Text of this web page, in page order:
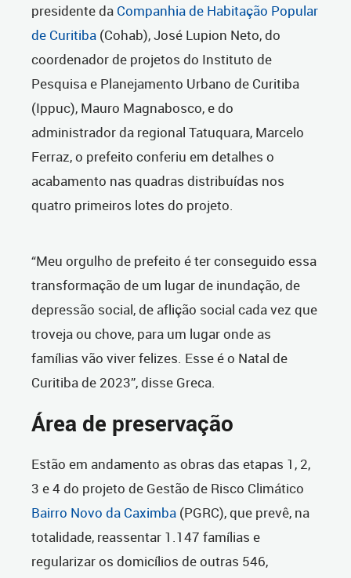
presidente da Companhia de Habitação Popular
de Curitiba (Cohab), José Lupion Neto, do
coordenador de projetos do Instituto de
Pesquisa e Planejamento Urbano de Curitiba
(Ippuc), Mauro Magnabosco, e do
administrador da regional Tatuquara, Marcelo
Ferraz, o prefeito conferiu em detalhes o
acabamento nas quadras distribuídas nos
quatro primeiros lotes do projeto.
“Meu orgulho de prefeito é ter conseguido essa
transformação de um lugar de inundação, de
depressão social, de aflição social cada vez que
troveja ou chove, para um lugar onde as
famílias vão viver felizes. Esse é o Natal de
Curitiba de 2023”, disse Greca.
Área de preservação
Estão em andamento as obras das etapas 1, 2,
3 e 4 do projeto de Gestão de Risco Climático
Bairro Novo da Caximba (PGRC), que prevê, na
totalidade, reassentar 1.147 famílias e
regularizar os domicílios de outras 546,